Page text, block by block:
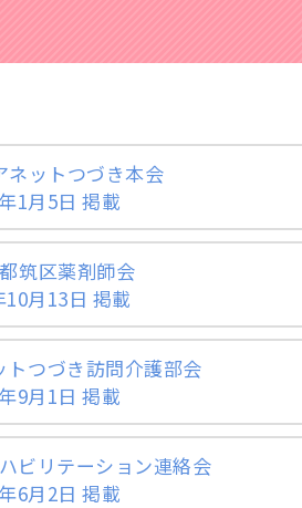
ネットつづき本会
1月5日 掲載
筑区薬剤師会
10月13日 掲載
トつづき訪問介護部会
9月1日 掲載
ビリテーション連絡会
6月2日 掲載